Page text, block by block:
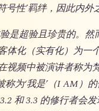
号性’羁绊，因此内外
是超验且珍贵的。
体化（实有化）为一
视频中被演讲者称为
称为‘我是’（I AM）
和 3.3 的修行者会